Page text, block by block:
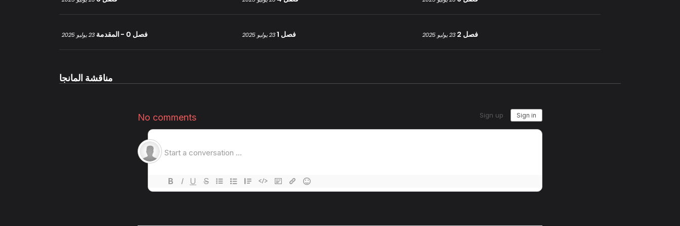
فصل 2 23 يوليو 2025 فصل 1 23 يوليو 2025 فصل 0 - المقدمة 23 يوليو 2025
مناقشة المانجا